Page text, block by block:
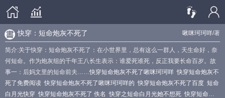
啾咪珂珂咩/著
快穿：短命炮灰不死了
简介:关于快穿：短命炮灰不死了：在小世界里，总有这么一群人，天生命好，奈
何短命。作为炮灰组的千年王八长生表示：谁爱死谁死，反正我要长命百岁。故
事一：后妈文里的短命前夫……快穿短命炮灰不死了啾咪珂珂咩 快穿短命炮灰不
死了免费阅读 快穿短命炮灰不死了啾咪珂珂咩的 快穿短命炮灰不死了百度 短命
白月光快穿 快穿短命炮灰不死了 佚名 快穿之短命白月光她不想死 快穿短命炮